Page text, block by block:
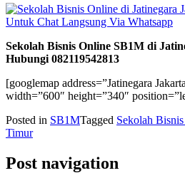
Sekolah Bisnis Online SB1M di
Hubungi 082119542813
[googlemap address=”Jatinegara
width=”600″ height=”340″
Posted in SB1MTagged Sekolah
Timur
Post navigation